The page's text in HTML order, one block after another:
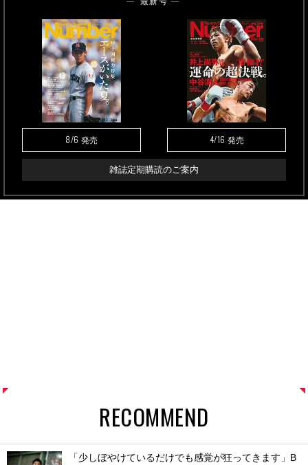
8/6 発売 4/16 発売
雑誌定期購読のご案内
RECOMMEND
「少しぼやけているだけでも感覚が狂ってきます」B